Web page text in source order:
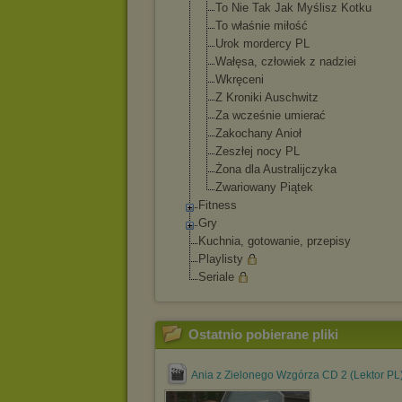
To Nie Tak Jak Myślisz Kotku
To właśnie miłość
Urok mordercy PL
Wałęsa, człowiek z nadziei
Wkręceni
Z Kroniki Auschwitz
Za wcześnie umierać
Zakochany Anioł
Zeszłej nocy PL
Żona dla Australijczyka
Zwariowany Piątek
Fitness
Gry
Kuchnia, gotowanie, przepisy
Playlisty
Seriale
Ostatnio pobierane pliki
Ania z Zielonego Wzgórza CD 2 (Lektor